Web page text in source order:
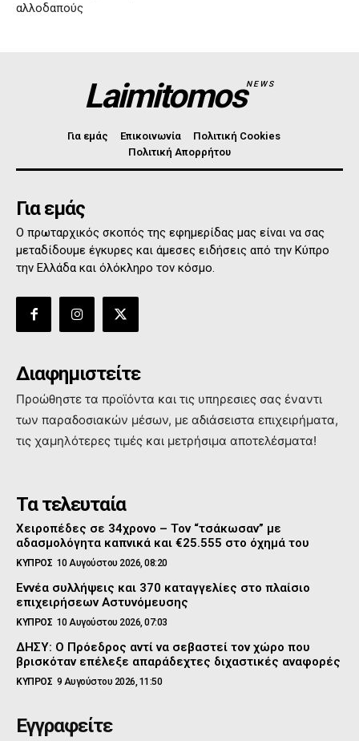
αλλοδαπούς
LaimitomosNEWS
Για εμάς Επικοινωνία
Πολιτική Cookies
Πολιτική Απορρήτου
Για εμάς
Ο πρωταρχικός σκοπός της εφημερίδας μας είναι να σας
μεταδίδουμε έγκυρες και άμεσες ειδήσεις από την Κύπρο
την Ελλάδα και όλόκληρο τον κόσμο.
Διαφημιστείτε
Προώθηστε τα προϊόντα και τις υπηρεσιες σας έναντι
των παραδοσιακών μέσων, με αδιάσειστα επιχειρήματα,
τις χαμηλότερες τιμές και μετρήσιμα αποτελέσματα!
Τα τελευταία
Χειροπέδες σε 34χρονο – Τον “τσάκωσαν” με
αδασμολόγητα καπνικά και €25.555 στο όχημά του
ΚΥΠΡΟΣ 10 Αυγούστου 2026, 08:20
Εννέα συλλήψεις και 370 καταγγελίες στο πλαίσιο
επιχειρήσεων Αστυνόμευσης
ΚΥΠΡΟΣ 10 Αυγούστου 2026, 07:03
ΔΗΣΥ: Ο Πρόεδρος αντί να σεβαστεί τον χώρο που
βρισκόταν επέλεξε απαράδεχτες διχαστικές αναφορές
ΚΥΠΡΟΣ 9 Αυγούστου 2026, 11:50
Εγγραφείτε